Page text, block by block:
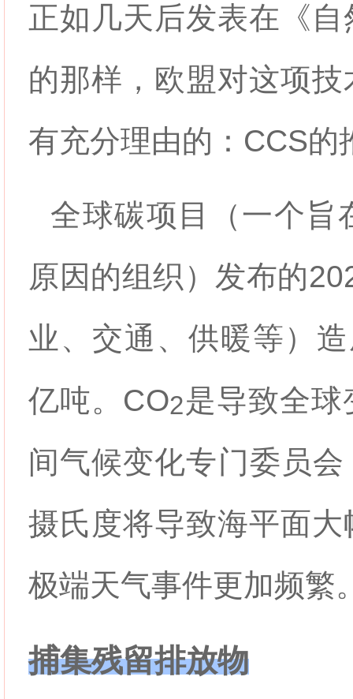
正如几天后发表在《
的那样，欧盟对这项
有充分理由的：CCS的
全球碳项目（一个旨
原因的组织）发布的
业、交通、供暖等）
亿吨。 CO2是导致全
间气候变化专门委员
摄氏度将导致海平面
极端天气事件更加频繁
捕集残留排放物